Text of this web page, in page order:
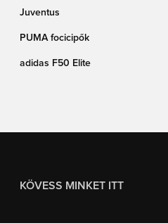
Juventus
PUMA focicipők
adidas F50 Elite
KÖVESS MINKET ITT